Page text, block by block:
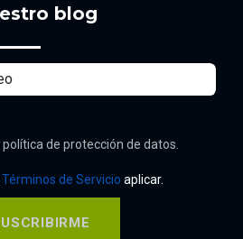
blog
de protección de datos.
Términos de Servicio aplicar.